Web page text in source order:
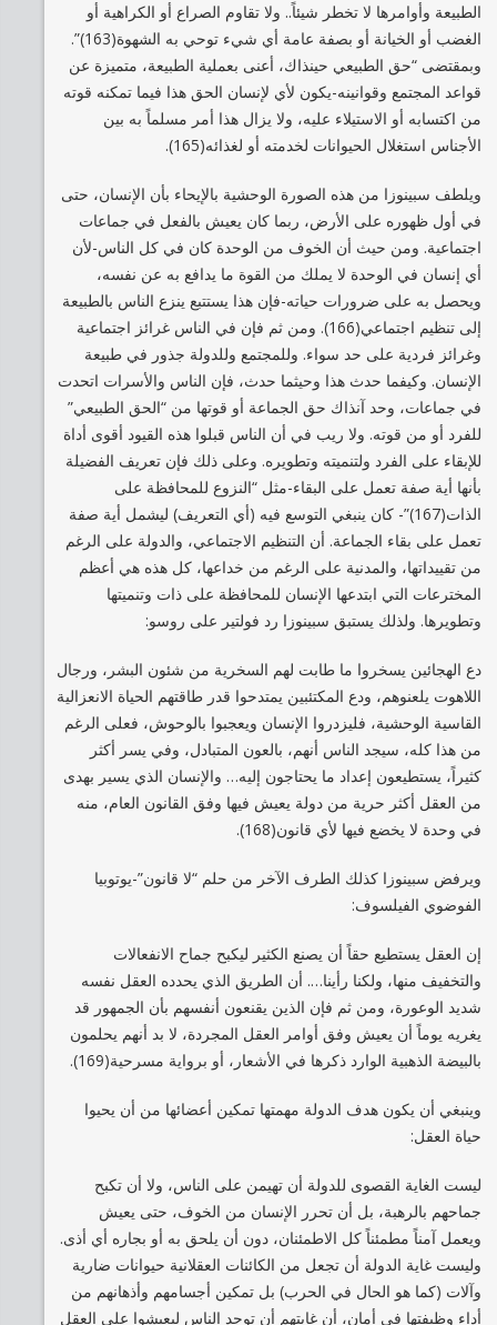
الطبيعة وأوامرها لا تخطر شيئاً.. ولا تقاوم الصراع أو الكراهية أو
الغضب أو الخيانة أو بصفة عامة أي شيء توحي به الشهوة(163)”.
وبمقتضى “حق الطبيعي حينذاك، أعنى بعملية الطبيعة، متميزة عن
قواعد المجتمع وقوانينه-يكون لأي لإنسان الحق هذا فيما تمكنه قوته
من اكتسابه أو الاستيلاء عليه، ولا يزال هذا أمر مسلماً به بين
الأجناس استغلال الحيوانات لخدمته أو لغذائه(165).
ويلطف سبينوزا من هذه الصورة الوحشية بالإيحاء بأن الإنسان، حتى
في أول ظهوره على الأرض، ربما كان يعيش بالفعل في جماعات
اجتماعية. ومن حيث أن الخوف من الوحدة كان في كل الناس-لأن
أي إنسان في الوحدة لا يملك من القوة ما يدافع به عن نفسه،
ويحصل به على ضرورات حياته-فإن هذا يستتبع ينزع الناس بالطبيعة
إلى تنظيم اجتماعي(166). ومن ثم فإن في الناس غرائز اجتماعية
وغرائز فردية على حد سواء. وللمجتمع وللدولة جذور في طبيعة
الإنسان. وكيفما حدث هذا وحيثما حدث، فإن الناس والأسرات اتحدت
في جماعات، وحد آنذاك حق الجماعة أو قوتها من “الحق الطبيعي”
للفرد أو من قوته. ولا ريب في أن الناس قبلوا هذه القيود أقوى أداة
للإبقاء على الفرد ولتنميته وتطويره. وعلى ذلك فإن تعريف الفضيلة
بأنها أية صفة تعمل على البقاء-مثل “النزوع للمحافظة على
الذات(167)”- كان ينبغي التوسع فيه (أي التعريف) ليشمل أية صفة
تعمل على بقاء الجماعة. أن التنظيم الاجتماعي، والدولة على الرغم
من تقييداتها، والمدنية على الرغم من خداعها، كل هذه هي أعظم
المخترعات التي ابتدعها الإنسان للمحافظة على ذات وتنميتها
وتطويرها. ولذلك يستبق سبينوزا رد فولتير على روسو:
دع الهجائين يسخروا ما طابت لهم السخرية من شئون البشر، ورجال
اللاهوت يلعنوهم، ودع المكتئبين يمتدحوا قدر طاقتهم الحياة الانعزالية
القاسية الوحشية، فليزدروا الإنسان ويعجبوا بالوحوش، فعلى الرغم
من هذا كله، سيجد الناس أنهم، بالعون المتبادل، وفي يسر أكثر
كثيراً، يستطيعون إعداد ما يحتاجون إليه… والإنسان الذي يسير بهدى
من العقل أكثر حرية من دولة يعيش فيها وفق القانون العام، منه
في وحدة لا يخضع فيها لأي قانون(168).
ويرفض سبينوزا كذلك الطرف الآخر من حلم “لا قانون”-يوتوبيا
الفوضوي الفيلسوف:
إن العقل يستطيع حقاً أن يصنع الكثير ليكبح جماح الانفعالات
والتخفيف منها، ولكنا رأينا…. أن الطريق الذي يحدده العقل نفسه
شديد الوعورة، ومن ثم فإن الذين يقنعون أنفسهم بأن الجمهور قد
يغريه يوماً أن يعيش وفق أوامر العقل المجردة، لا بد أنهم يحلمون
بالبيضة الذهبية الوارد ذكرها في الأشعار، أو برواية مسرحية(169).
وينبغي أن يكون هدف الدولة مهمتها تمكين أعضائها من أن يحيوا
حياة العقل:
ليست الغاية القصوى للدولة أن تهيمن على الناس، ولا أن تكبح
جماحهم بالرهبة، بل أن تحرر الإنسان من الخوف، حتى يعيش
ويعمل آمناً مطمئناً كل الاطمئنان، دون أن يلحق به أو بجاره أي أذى.
وليست غاية الدولة أن تجعل من الكائنات العقلانية حيوانات ضارية
وآلات (كما هو الحال في الحرب) بل تمكين أجسامهم وأذهانهم من
أداء وظيفتها في أمان، أن غايتهم أن توجد الناس ليعيشوا على العقل